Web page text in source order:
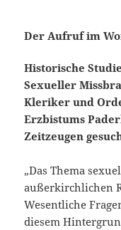
Der Aufruf im
Historische
Sexueller
Kleriker und
Erzbistums
Zeitzeugen
„Das Thema
außerkirchlichen
Wesentliche
diesem